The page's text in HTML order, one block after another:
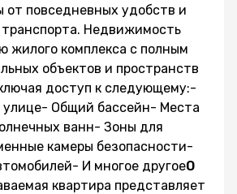
от повседневных удобств и
Недвижимость
жилого комплекса с полным
объектов и пространств
доступ к следующему:-
улице- Общий бассейн- Места
ванн- Зоны для
камеры безопасности-
И многое другоеО
квартира представляет